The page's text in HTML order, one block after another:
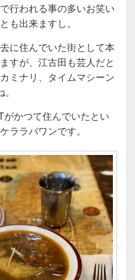
行われる事の多いお笑い
も出来ますし。
に住んでいた街として本
すが、江古田も芸人だと
ミナリ、タイムマシーン
かつて住んでいたとい
ララバワンです。